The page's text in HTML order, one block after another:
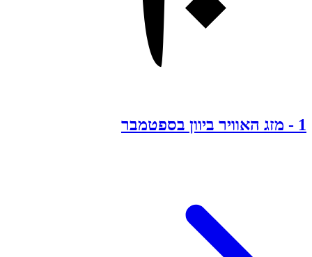
1
- מזג האוויר ביוון בספטמבר